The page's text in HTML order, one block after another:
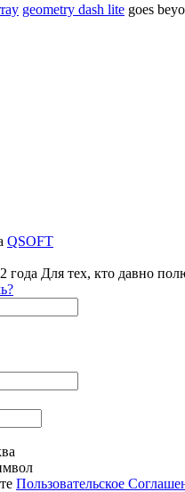
geometry dash lite goes
QSOFT
года Для тех, кто давно
Пользовательское